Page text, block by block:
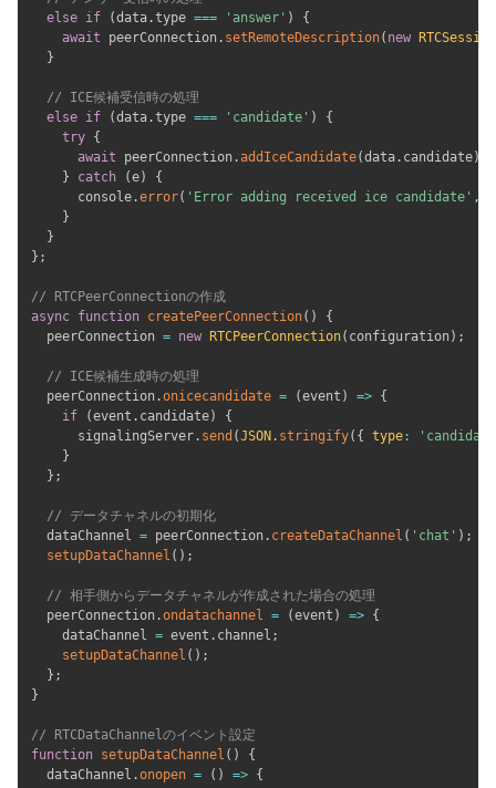
else if (data .type === 'answer' )
{
await peerConnection . setRemoteDescription( new
}
// ICE候補受信時の処理
else if (data .type === 'candidate' )
{
try {
await peerConnection .addIceCandidate(data . candidate)
}
catch (e)
{
      console
.error( 'Error adding received ice candidate' ,
}
}
} ;
// RTCPeerConnectionの作成
async function createPeerConnection( )
{
  peerConnection
= new RTCPeerConnection( configuration) ;
// ICE候補生成時の処理
  peerConnection
.onicecandidate = (event ) => {
if
(event . candidate)
{
      signalingServer
. send (JSON . stringify( { type :
}
} ;
// データチャネルの初期化
  dataChannel
= peerConnection . createDataChannel ( 'chat' ) ;
setupDataChannel ( ) ;
// 相手側からデータチャネルが作成された場合の処理
  peerConnection
.ondatachannel = (event ) => {
    dataChannel
= event . channel ;
setupDataChannel ( ) ;
} ;
}
// RTCDataChannelのイベント設定
function setupDataChannel ( )
{
  dataChannel
.onopen = ( ) => {